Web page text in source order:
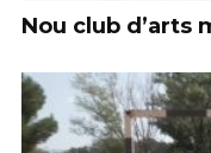
Nou club d’arts